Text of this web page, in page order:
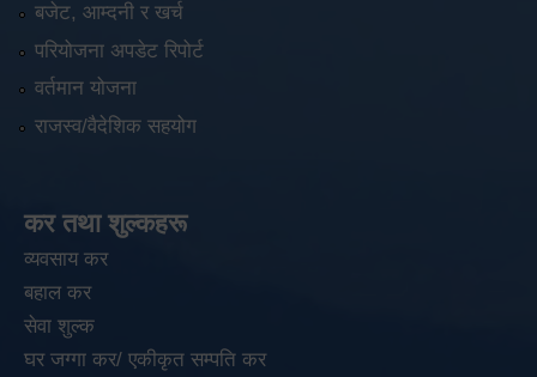
बजेट, आम्दनी र खर्च
परियोजना अपडेट रिपोर्ट
वर्तमान योजना
राजस्व/वैदेशिक सहयोग
कर तथा शुल्कहरू
व्यवसाय कर
बहाल कर
सेवा शुल्क
घर जग्गा कर/ एकीकृत सम्पति कर